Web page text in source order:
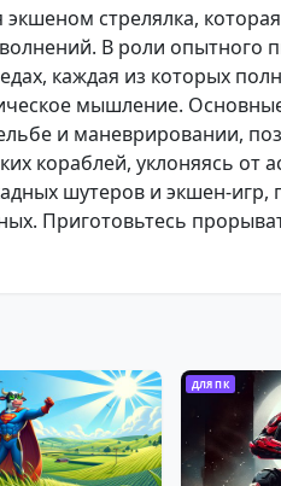
стрелялка,
В роли опытного
каждая из которых
мышление.
и маневрировании,
кораблей, уклоняясь от
шутеров и экшен-
Приготовьтесь
ДЛЯ ПК